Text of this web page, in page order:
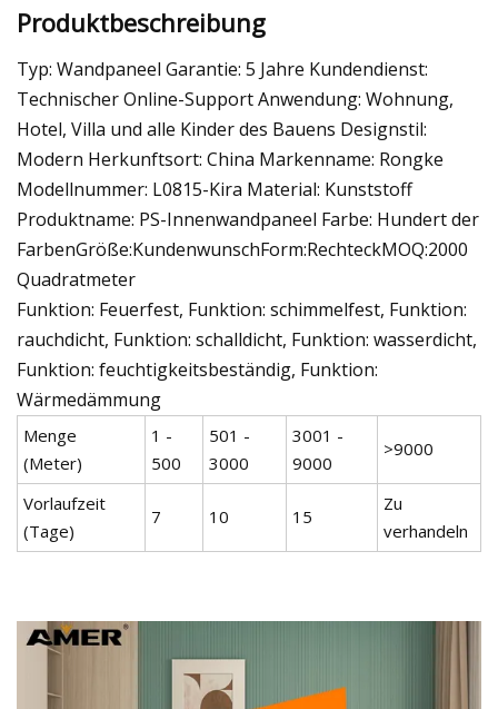
Produktbeschreibung
Typ: Wandpaneel Garantie: 5 Jahre Kundendienst:
Technischer Online-Support Anwendung: Wohnung,
Hotel, Villa und alle Kinder des Bauens Designstil:
Modern Herkunftsort: China Markenname: Rongke
Modellnummer: L0815-Kira Material: Kunststoff
Produktname: PS-Innenwandpaneel Farbe: Hundert der
FarbenGröße:KundenwunschForm:RechteckMOQ:2000
Quadratmeter
Funktion: Feuerfest, Funktion: schimmelfest, Funktion:
rauchdicht, Funktion: schalldicht, Funktion: wasserdicht,
Funktion: feuchtigkeitsbeständig, Funktion:
Wärmedämmung
Menge
(Meter)
1 -
500
501 -
3000
3001 -
9000
>9000
Vorlaufzeit
(Tage)
7 10 15
Zu
verhandeln